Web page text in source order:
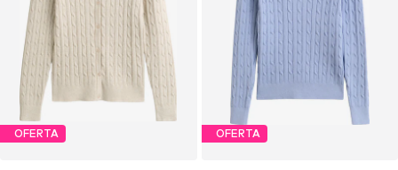
OFERTA OFERTA